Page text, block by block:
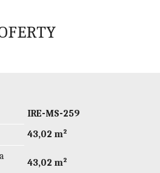
IRE-MS-259
43,02 m²
43,02 m²